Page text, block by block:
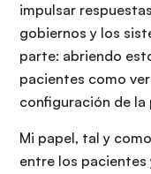
impulsar
gobiernos y los
parte: abriendo
pacientes como
configuración de
Mi papel, tal y
entre los pacientes